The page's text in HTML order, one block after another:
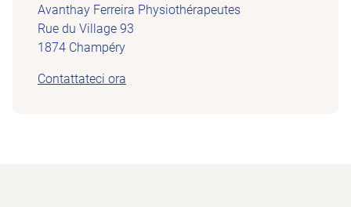
Avanthay Ferreira Physiothérapeutes
Rue du Village 93
1874 Champéry
Contattateci ora